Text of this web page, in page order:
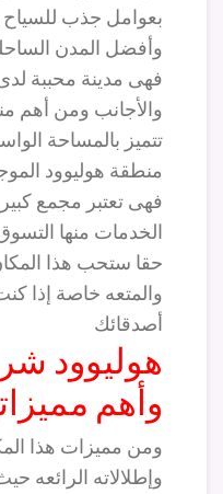
بعوامل جذب للسياح
وأفضل المدن
فهى مدينة محببة
والأجانب ومن أهم
تتميز بالمساحة
منطقة هوليوود
فهى تعتبر مجمع
الخدمات منها
حقا ستحب هذا
والمتعه خاصة إذا
أصدقائك
هوليوود
وأهم
ومن مميزات هذا
وإطلالاته